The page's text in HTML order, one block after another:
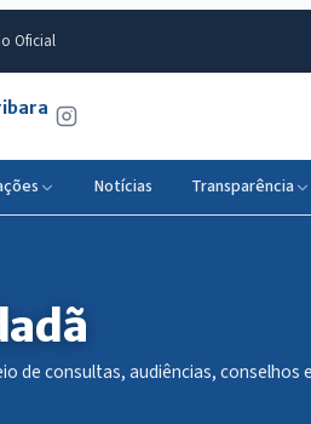
Oficial
Notícias Transparência
de consultas, audiências, conselhos e